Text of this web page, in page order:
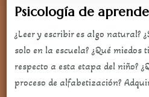
Psicología de
¿Leer y escribir es algo natural?
solo en la escuela? ¿Qué miedos
respecto a esta etapa del niño?
proceso de alfabetización?